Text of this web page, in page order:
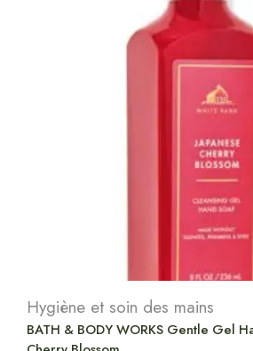
Hygiène et soin des mains
BATH & BODY WORKS Gentle Gel